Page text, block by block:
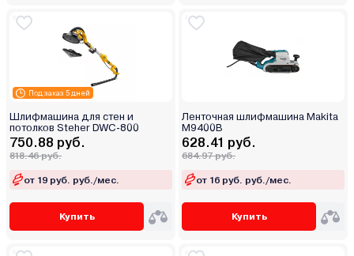
Под заказ 5 дней
Шлифмашина для стен и
потолков Steher DWC-800
750.88 руб.
818.46 руб.
от 19 руб. руб./мес.
Купить
Ленточная шлифмашина Makita
M9400B
628.41 руб.
684.97 руб.
от 16 руб. руб./мес.
Купить